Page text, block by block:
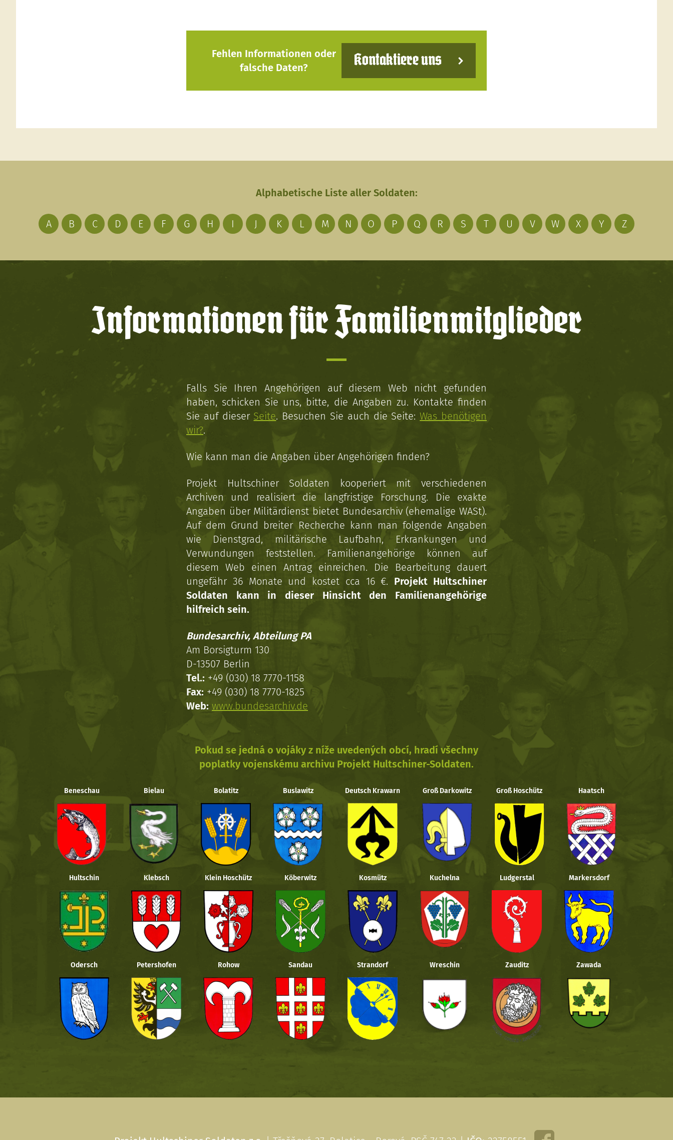
Fehlen Informationen oder
falsche Daten?
Kontaktiere uns
Alphabetische Liste aller Soldaten:
A B C D E F G H I J K L M N O P Q R S T U V W X Y Z
Informationen für Familienmitglieder
Falls Sie Ihren Angehörigen auf diesem Web nicht gefunden
haben, schicken Sie uns, bitte, die Angaben zu. Kontakte finden
Sie auf dieser Seite. Besuchen Sie auch die Seite:Was benötigen
wir?.
Wie kann man die Angaben über Angehörigen finden?
Projekt Hultschiner Soldaten kooperiert mit verschiedenen
Archiven und realisiert die langfristige Forschung. Die exakte
Angaben über Militärdienst bietet Bundesarchiv (ehemalige WASt).
Auf dem Grund breiter Recherche kann man folgende Angaben
wie Dienstgrad, militärische Laufbahn, Erkrankungen und
Verwundungen feststellen. Familienangehörige können auf
diesem Web einen Antrag einreichen. Die Bearbeitung dauert
ungefähr 36 Monate und kostet cca 16 €. Projekt Hultschiner
Soldaten kann in dieser Hinsicht den Familienangehörige
hilfreich sein.
Bundesarchiv, Abteilung PA
Am Borsigturm 130
D-13507 Berlin
Tel.: +49 (030) 18 7770-1158
Fax: +49 (030) 18 7770-1825
Web: www.bundesarchiv.de
Pokud se jedná o vojáky z níže uvedených obcí, hradí všechny
poplatky vojenskému archivu Projekt Hultschiner-Soldaten.
Beneschau Bielau Bolatitz Buslawitz Deutsch Krawarn Groß Darkowitz Groß Hoschütz Haatsch
Hultschin Klebsch Klein Hoschütz Köberwitz Kosmütz Kuchelna Ludgerstal Markersdorf
Odersch Petershofen Rohow Sandau Strandorf Wreschin Zauditz Zawada